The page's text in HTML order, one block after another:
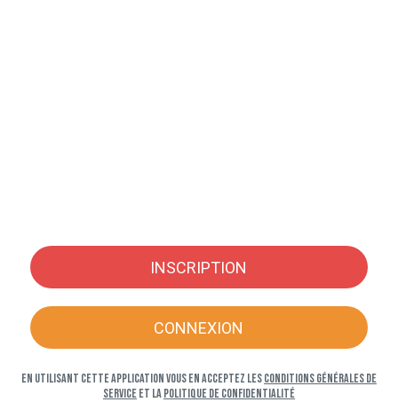
INSCRIPTION
CONNEXION
En utilisant cette application vous en acceptez lesConditions générales de
serviceet laPolitique de confidentialité